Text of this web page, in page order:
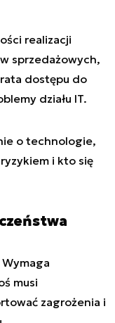
realizacji
sprzedażowych,
dostępu do
działu IT.
o technologie,
i kto się
musi
zagrożenia i